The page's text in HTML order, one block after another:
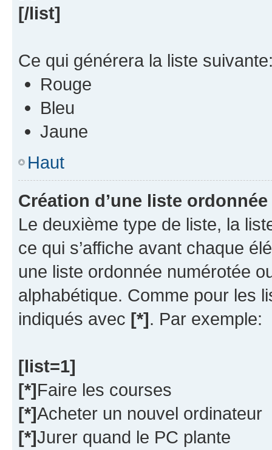
[/list]
Ce qui générera la liste
Rouge
Bleu
Jaune
Haut
Création d’une liste ordonnée
Le deuxième type de liste, la
ce qui s’affiche avant chaque
une liste ordonnée numérotée
alphabétique. Comme pour les
indiqués avec [*]. Par exemple:
[list=1]
[*]Faire les courses
[*]Acheter un nouvel ordinateur
[*]Jurer quand le PC plante